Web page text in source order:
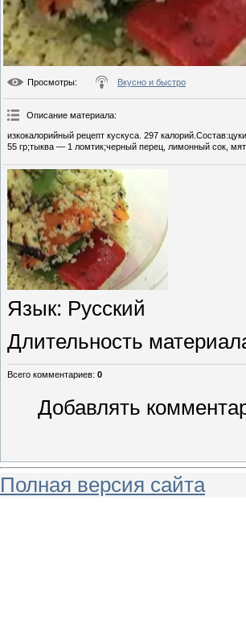
Просмотры: Вкусно и быстро
Описание материала:
изкокалорийный рецепт кускуса. 297
55 гр;тыква — 1 ломтик;черный перец, лимонный сок,
Язык: Русский
Длительность
Всего комментариев: 0
Добавлять
Полная версия сайта